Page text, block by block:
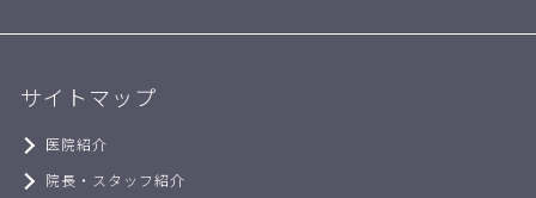
サイトマップ
医院紹介
院長・スタッフ紹介